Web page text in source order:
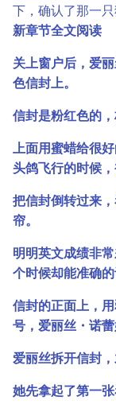
下，确认了那一
新章节全文阅读
关上窗户后，爱
色信封上。
信封是粉红色的
上面用蜜蜡给很
头鸽飞行的时候
把信封倒转过来
帘。
明明英文成绩非
个时候却能准确
信封的正面上，
号，爱丽丝・诺蕾
爱丽丝拆开信封
她先拿起了第一张